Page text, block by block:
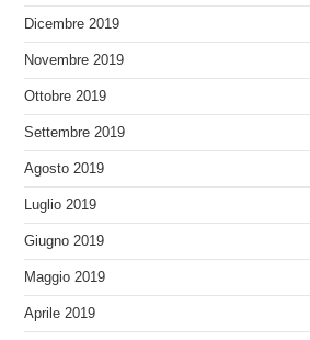
Dicembre 2019
Novembre 2019
Ottobre 2019
Settembre 2019
Agosto 2019
Luglio 2019
Giugno 2019
Maggio 2019
Aprile 2019